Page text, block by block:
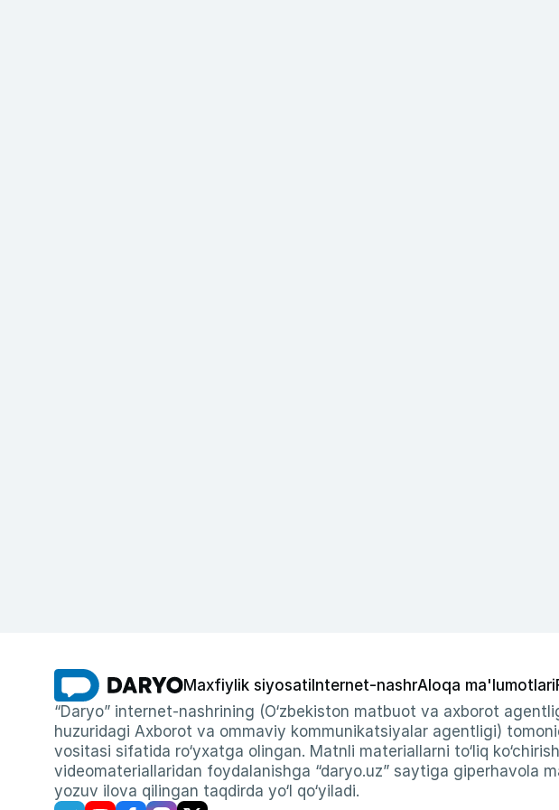
Maxfiylik siyosati Internet-nashrAloqa ma'lumotlari
“Daryo” internet-nashrining (O‘zbekiston matbuot va axborot
huzuridagi Axborot va ommaviy kommunikatsiyalar agentligi)
vositasi sifatida ro‘yxatga olingan. Matnli materiallarni to‘liq
videomateriallaridan foydalanishga “daryo.uz” saytiga giperhavola
yozuv ilova qilingan taqdirda yo‘l qo‘yiladi.